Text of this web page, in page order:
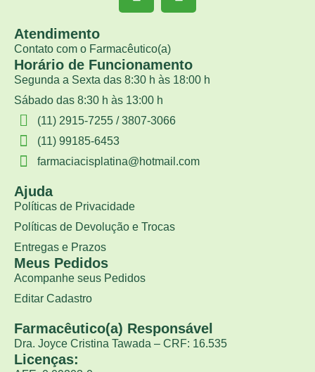
Atendimento
Contato com o Farmacêutico(a)
Horário de Funcionamento
Segunda a Sexta das 8:30 h às 18:00 h
Sábado das 8:30 h às 13:00 h
(11) 2915-7255 / 3807-3066
(11) 99185-6453
farmaciacisplatina@hotmail.com
Ajuda
Políticas de Privacidade
Políticas de Devolução e Trocas
Entregas e Prazos
Meus Pedidos
Acompanhe seus Pedidos
Editar Cadastro
Farmacêutico(a) Responsável
Dra. Joyce Cristina Tawada – CRF: 16.535
Licenças: